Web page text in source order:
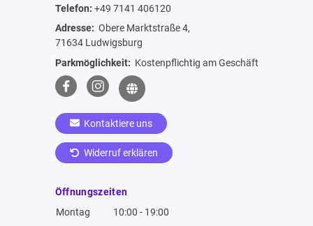
Telefon: +49 7141 406120
Adresse: Obere Marktstraße 4,
71634 Ludwigsburg
Parkmöglichkeit: Kostenpflichtig am Geschäft
Kontaktiere uns
Widerruf erklären
Öffnungszeiten
Montag
10:00 - 19:00